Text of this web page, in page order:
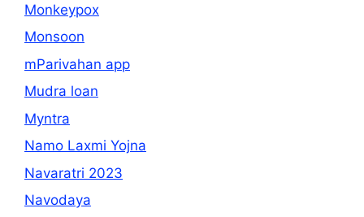
Monkeypox
Monsoon
mParivahan app
Mudra loan
Myntra
Namo Laxmi Yojna
Navaratri 2023
Navodaya